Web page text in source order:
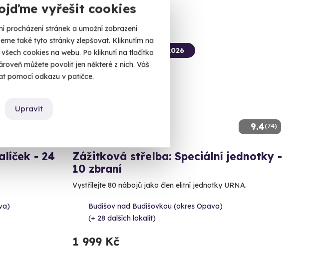
vyřešit cookies
procházení stránek a umožní zobrazení
také tyto stránky zlepšovat. Kliknutím na
cookies na webu. Po kliknutí na tlačítko
můžete povolit jen některé z nich. Váš
pomocí odkazu v patičce.
Upravit
- 24
9.4(74)
Volný termín už 12. 08. 2026
Zážitková střelba: Speciální jednotky -
10 zbraní
Vystřílejte 80 nábojů jako člen elitní jednotky URNA.
Budišov nad Budišovkou (okres Opava)
(+ 28 dalších lokalit)
1 999 Kč